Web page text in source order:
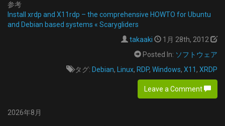
参考
Install xrdp and X11rdp – the comprehensive HOWTO for Ubuntu
and Debian based systems « Scarygliders
takaaki
1月 28th, 2012
Posted In: ソフトウェア
タグ: Debian, Linux, RDP, Windows, X11, XRDP
Leave a Comment
2026年8月